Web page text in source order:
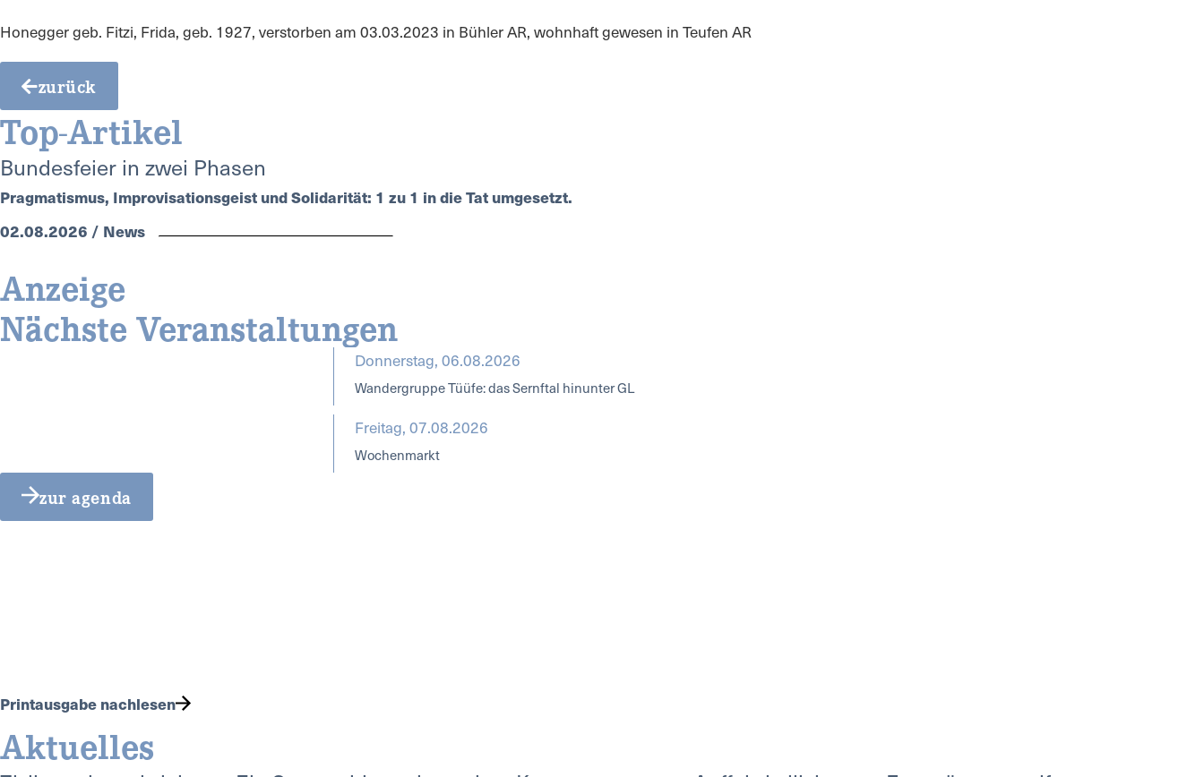
Honegger geb. Fitzi, Frida, geb. 1927, verstorben am 03.03.2023 in Bühler AR, wohnhaft gewesen in Teufen AR
zurück
Top-Artikel
Bundesfeier in zwei Phasen
Pragmatismus, Improvisationsgeist und Solidarität: 1 zu 1 in die Tat umgesetzt.
02.08.2026 / News
Anzeige
Nächste Veranstaltungen
Donnerstag, 06.08.2026
Wandergruppe Tüüfe: das Sernftal hinunter GL
Freitag, 07.08.2026
Wochenmarkt
zur agenda
Printausgabe nachlesen
Aktuelles